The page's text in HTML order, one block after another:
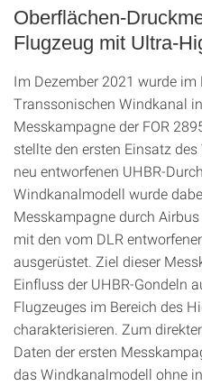
Oberflächen-
Flugzeug mit Ultra-
Im Dezember 2021 wurde im
Transsonischen Windkanal
Messkampagne der FOR
stellte den ersten Einsatz
neu entworfenen UHBR-
Windkanalmodell wurde
Messkampagne durch
mit den vom DLR
ausgerüstet. Ziel dieser
Einfluss der UHBR-Gondeln
Flugzeuges im Bereich des
charakterisieren. Zum
Daten der ersten
das Windkanalmodell ohne